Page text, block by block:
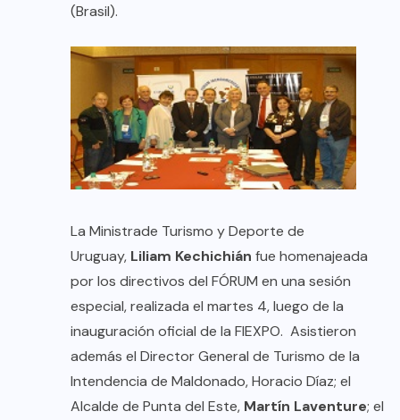
(Brasil).
La Ministrade Turismo y Deporte de
Uruguay, Liliam Kechichián fue homenajeada
por los directivos del FÓRUM en una sesión
especial, realizada el martes 4, luego de la
inauguración oficial de la FIEXPO. Asistieron
además el Director General de Turismo de la
Intendencia de Maldonado, Horacio Díaz; el
Alcalde de Punta del Este, Martín Laventure; el